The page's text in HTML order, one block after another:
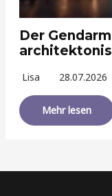
Der
Lisa 28.07.2026
Mehr lesen